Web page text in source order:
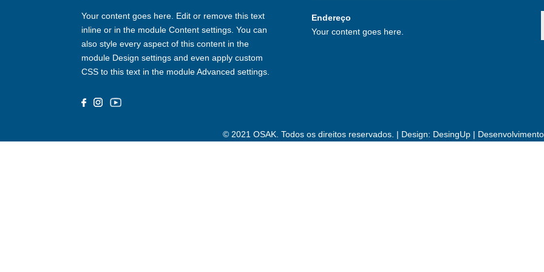
Your content goes here. Edit or remove this text
inline or in the module Content settings. You can
also style every aspect of this content in the
module Design settings and even apply custom
CSS to this text in the module Advanced settings.
Endereço
Your content goes here.
© 2021 OSAK. Todos os direitos reservados. | Design: DesingUp|